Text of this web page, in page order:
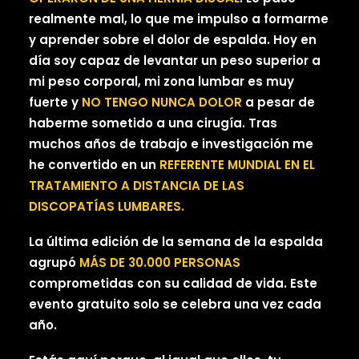
realmente mal, lo que me impulso a formarme
y aprender sobre el dolor de espalda. Hoy en
día soy capaz de levantar un peso superior a
mi peso corporal, mi zona lumbar es muy
fuerte y NO TENGO NUNCA DOLOR a pesar de
haberme sometido a una cirugía. Tras
muchos años de trabajo e investigación me
he convertido en un REFERENTE MUNDIAL EN EL
TRATAMIENTO A DISTANCIA DE LAS
DISCOPATÍAS LUMBARES.
La última edición de la semana de la espalda
agrupó MÁS DE 30.000 PERSONAS
comprometidas con su calidad de vida. Este
evento gratuito solo se celebra una vez cada
año.